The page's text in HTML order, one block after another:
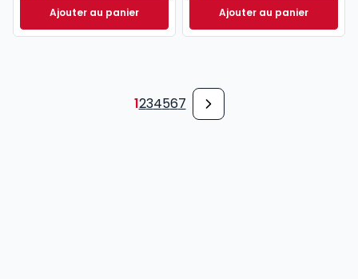
Ajouter au panierCode général des impôts 2026, annoté à 115,00 €
Ajouter au panierMémento Fusions
1234567